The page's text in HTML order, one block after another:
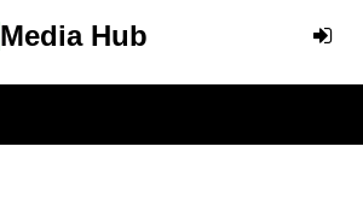
Media Hub